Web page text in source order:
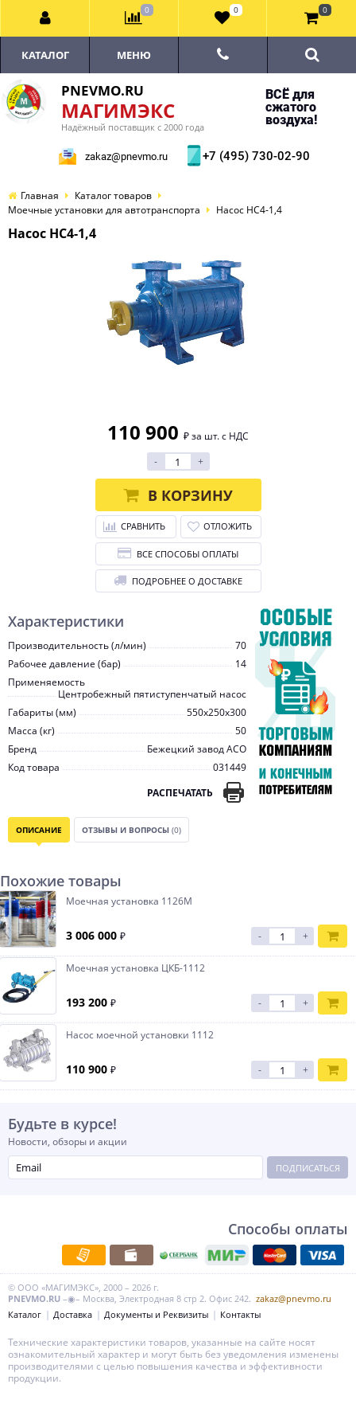
PNEVMO.RU
МАГИМЭКС
Надёжный поставщик с 2000 года
ВСЁ для
сжатого
воздуха!
zakaz@pnevmo.ru +7 (495) 730-02-90
КАТАЛОГ МЕНЮ
Главная
Каталог товаров
Моечные установки для автотранспорта
Насос НС4-1,4
Насос НС4-1,4
Характеристики
Производительность (л/мин)
70
Рабочее давление (бар)
14
Применяемость
Центробежный пятиступенчатый насос
Габариты (мм)
550x250x300
Масса (кг)
50
Бренд
Бежецкий завод АСО
Код товара
031449
РАСПЕЧАТАТЬ
110 900 ₽ за шт. с НДС
-
+
В КОРЗИНУ
СРАВНИТЬ ОТЛОЖИТЬ
ВСЕ СПОСОБЫ ОПЛАТЫ
ПОДРОБНЕЕ О ДОСТАВКЕ
ОПИСАНИЕ ОТЗЫВЫ И ВОПРОСЫ (0)
Похожие товары
Моечная установка 1126М
3 006 000 ₽ - +
Моечная установка ЦКБ-1112
193 200 ₽ - +
Насос моечной установки 1112
110 900 ₽ - +
Будьте в курсе!
Новости, обзоры и акции
ПОДПИСАТЬСЯ
Способы оплаты
© ООО «МАГИМЭКС», 2000 – 2026 г.
PNEVMO.RU –◉– Москва, Электродная 8 стр 2. Офис 242. zakaz@pnevmo.ru
Каталог
Доставка Документы и Реквизиты Контакты
0 0 0
Технические характеристики товаров, указанные на сайте носят
ознакомительный характер и могут быть без уведомления изменены
производителями с целью повышения качества и эффективности
продукции.